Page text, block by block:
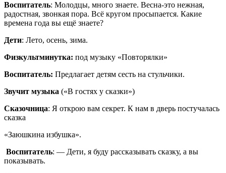
Воспитатель: Молодцы, много знаете. Весна-это нежная,
радостная, звонкая пора. Всё кругом просыпается. Какие
времена года вы ещё знаете?
Дети: Лето, осень, зима.
Физкультминутка: под музыку «Повторялки»
Воспитатель: Предлагает детям сесть на стульчики.
Звучит музыка («В гостях у сказки»)
Сказочница: Я открою вам секрет. К нам в дверь постучалась
сказка
«Заюшкина избушка».
Воспитатель: — Дети, я буду рассказывать сказку, а вы
показывать.